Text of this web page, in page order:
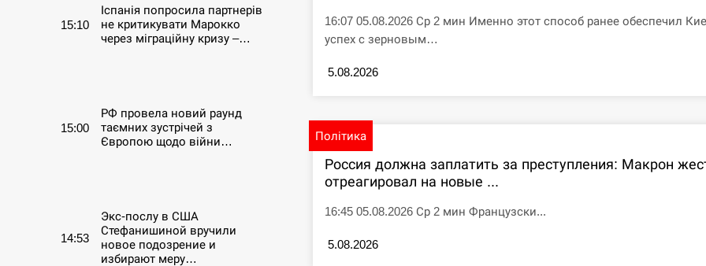
15:10
Іспанія попросила партнерів
не критикувати Марокко
через міграційну кризу –…
15:00
РФ провела новий раунд
таємних зустрічей з
Європою щодо війни…
14:53
Экс-послу в США
Стефанишиной вручили
новое подозрение и
избирают меру…
16:07 05.08.2026 Ср 2 мин Именно этот способ ранее обеспечил
успех с зерновым…
5.08.2026
Політика
Россия должна заплатить за преступления: Макрон
отреагировал на новые ...
16:45 05.08.2026 Ср 2 мин Французски...
5.08.2026